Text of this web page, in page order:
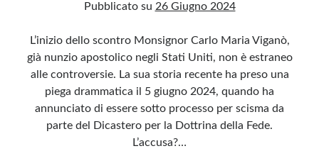
Pubblicato su 26 Giugno 2024
L’inizio dello scontro Monsignor Carlo Maria Viganò,
già nunzio apostolico negli Stati Uniti, non è estraneo
alle controversie. La sua storia recente ha preso una
piega drammatica il 5 giugno 2024, quando ha
annunciato di essere sotto processo per scisma da
parte del Dicastero per la Dottrina della Fede.
L’accusa?…